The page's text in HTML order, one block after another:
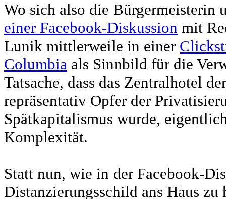
Wo sich also die Bürgermeisterin
einer Facebook-Diskussion mit
Lunik mittlerweile in einer
Columbia als Sinnbild für die
Tatsache, dass das Zentralhotel
repräsentativ Opfer der
Spätkapitalismus wurde,
Komplexität.
Statt nun, wie in der Facebook-
Distanzierungsschild ans Haus zu